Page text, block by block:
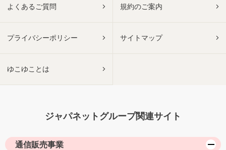
よくあるご質問 規約のご案内
プライバシーポリシー サイトマップ
ゆこゆことは
ジャパネットグループ関連サイト
通信販売事業